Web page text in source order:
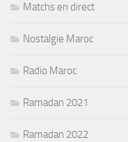
Matchs en direct
Nostalgie Maroc
Radio Maroc
Ramadan 2021
Ramadan 2022